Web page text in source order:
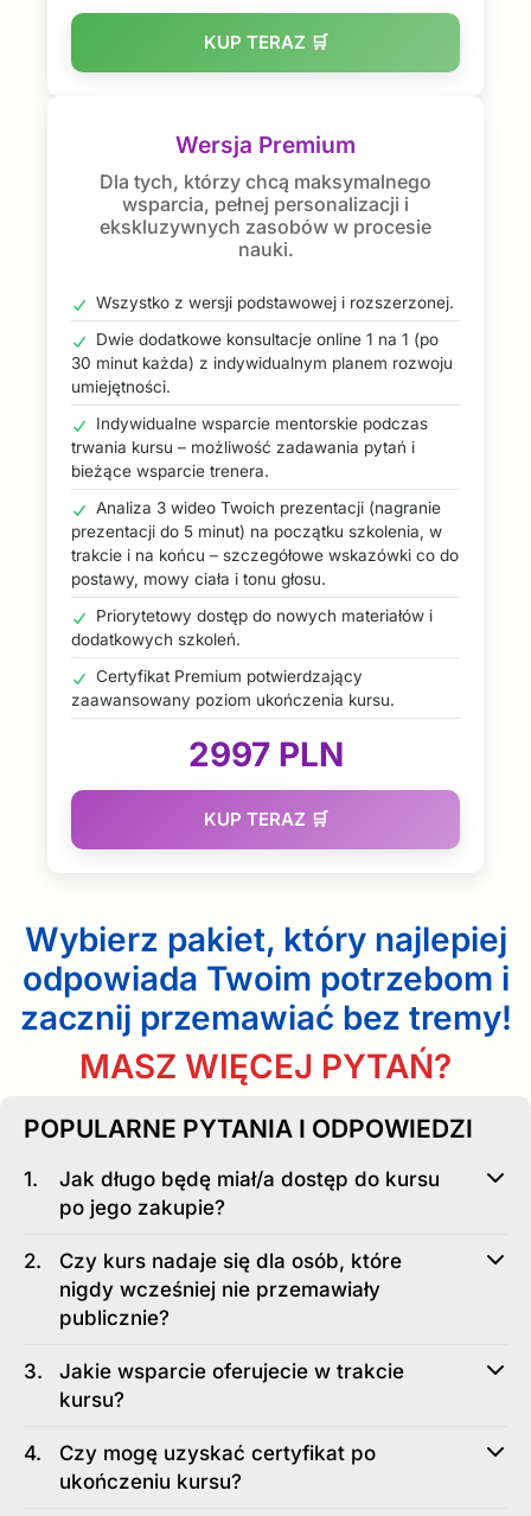
KUP TERAZ 🛒
Wersja Premium
Dla tych, którzy chcą maksymalnego
wsparcia, pełnej personalizacji i
ekskluzywnych zasobów w procesie
nauki.
Wszystko z wersji podstawowej i rozszerzonej.
Dwie dodatkowe konsultacje online 1 na 1 (po
30 minut każda) z indywidualnym planem rozwoju
umiejętności.
Indywidualne wsparcie mentorskie podczas
trwania kursu – możliwość zadawania pytań i
bieżące wsparcie trenera.
Analiza 3 wideo Twoich prezentacji (nagranie
prezentacji do 5 minut) na początku szkolenia, w
trakcie i na końcu – szczegółowe wskazówki co do
postawy, mowy ciała i tonu głosu.
Priorytetowy dostęp do nowych materiałów i
dodatkowych szkoleń.
Certyfikat Premium potwierdzający
zaawansowany poziom ukończenia kursu.
2997 PLN
KUP TERAZ 🛒
Wybierz pakiet, który najlepiej
odpowiada Twoim potrzebom i
zacznij przemawiać bez tremy!
MASZ WIĘCEJ PYTAŃ?
POPULARNE PYTANIA I ODPOWIEDZI
Jak długo będę miał/a dostęp do kursu
po jego zakupie?
Czy kurs nadaje się dla osób, które
nigdy wcześniej nie przemawiały
publicznie?
Jakie wsparcie oferujecie w trakcie
kursu?
Czy mogę uzyskać certyfikat po
ukończeniu kursu?